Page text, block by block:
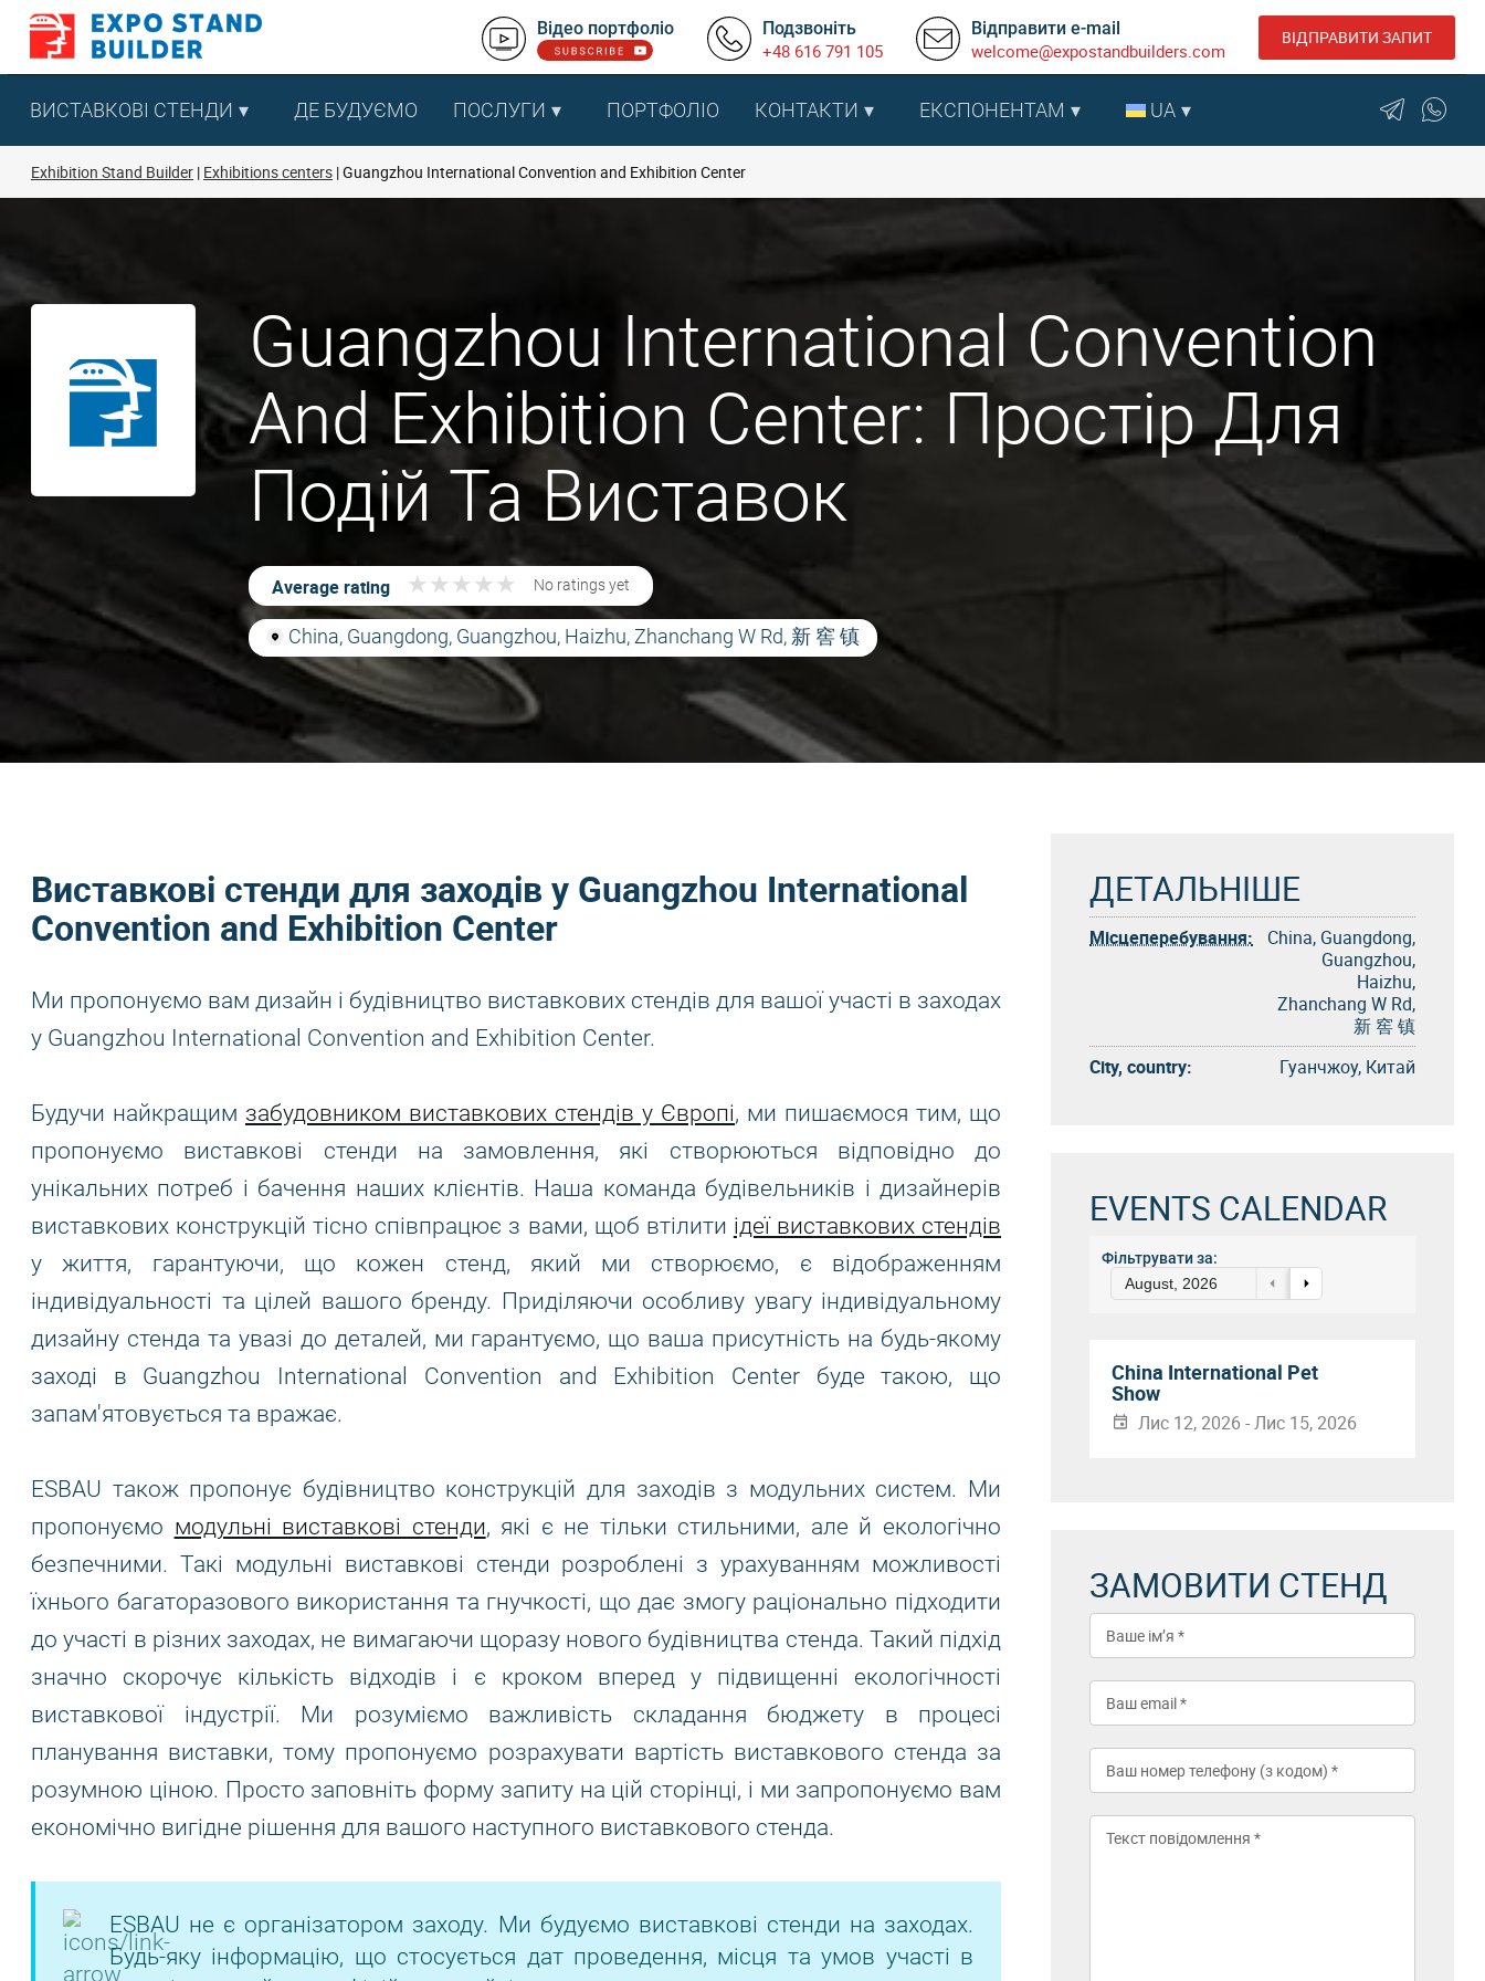
Перейти
змісту
Відео портфоліо Подзвоніть
+48 616 791 105
Відправити e-mail
welcome@expostandbuilders.com
ВІДПРАВИТИ ЗАПИТ
ВИСТАВКОВІ СТЕНДИ ДЕ БУДУЄМО ПОСЛУГИ ПОРТФОЛІО КОНТАКТИ ЕКСПОНЕНТАМ UA
Exhibition Stand Builder Exhibitions centers Guangzhou International Convention and Exhibition Center
Guangzhou International Convention
And Exhibition Center: Простір Для
Подій Та Виставок
Average rating ★ ★ ★ ★ ★
★ ★ ★ ★ ★ No ratings yet
China, Guangdong, Guangzhou, Haizhu, Zhanchang W Rd, 新 窖 镇
Виставкові стенди для заходів у Guangzhou International
Convention and Exhibition Center
Ми пропонуємо вам дизайн і будівництво виставкових стендів для вашої участі в заходах
у Guangzhou International Convention and Exhibition Center.
Будучи найкращим забудовником виставкових стендів у Європі, ми пишаємося тим, що
пропонуємо виставкові стенди на замовлення, які створюються відповідно до
унікальних потреб і бачення наших клієнтів. Наша команда будівельників і дизайнерів
виставкових конструкцій тісно співпрацює з вами, щоб втілити ідеї виставкових стендів
у життя, гарантуючи, що кожен стенд, який ми створюємо, є відображенням
індивідуальності та цілей вашого бренду. Приділяючи особливу увагу індивідуальному
дизайну стенда та увазі до деталей, ми гарантуємо, що ваша присутність на будь-якому
заході в Guangzhou International Convention and Exhibition Center буде такою, що
запам'ятовується та вражає.
ESBAU також пропонує будівництво конструкцій для заходів з модульних систем. Ми
пропонуємо модульні виставкові стенди, які є не тільки стильними, але й екологічно
безпечними. Такі модульні виставкові стенди розроблені з урахуванням можливості
їхнього багаторазового використання та гнучкості, що дає змогу раціонально підходити
до участі в різних заходах, не вимагаючи щоразу нового будівництва стенда. Такий підхід
значно скорочує кількість відходів і є кроком вперед у підвищенні екологічності
виставкової індустрії. Ми розуміємо важливість складання бюджету в процесі
планування виставки, тому пропонуємо розрахувати вартість виставкового стенда за
розумною ціною. Просто заповніть форму запиту на цій сторінці, і ми запропонуємо вам
економічно вигідне рішення для вашого наступного виставкового стенда.
ESBAU не є організатором заходу. Ми будуємо виставкові стенди на заходах.
Будь-яку інформацію, що стосується дат проведення, місця та умов участі в
ДЕТАЛЬНІШЕ
Місцеперебування:
China, Guangdong,
Guangzhou,
Haizhu,
Zhanchang W Rd,
新 窖 镇
City, country:
Гуанчжоу, Китай
EVENTS CALENDAR
Фільтрувати за:
August, 2026
China International Pet
Show
Лис 12, 2026 - Лис 15, 2026
ЗАМОВИТИ СТЕНД